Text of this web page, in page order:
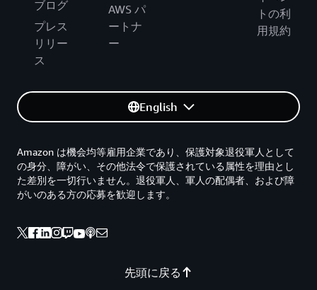
ブログ
プレス
リリー
ス
AWS パ
ートナ
ー
トの利
用規約
English
先頭に戻る
Amazon は機会均等雇用企業であり、保護対象退役軍人として
の身分、障がい、その他法令で保護されている属性を理由とし
た差別を一切行いません。退役軍人、軍人の配偶者、および障
がいのある方の応募を歓迎します。